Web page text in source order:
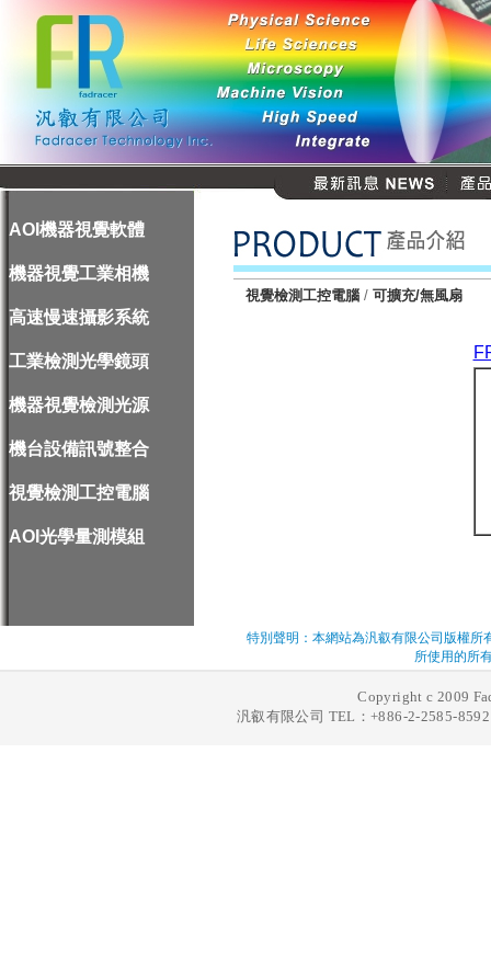
AOI機器視覺軟體
機器視覺工業相機
高速慢速攝影系統
工業檢測光學鏡頭
機器視覺檢測光源
機台設備訊號整合
視覺檢測工控電腦
AOI光學量測模組
視覺檢測工控電腦 /可擴充/無風扇
特別聲明：本網站為汎叡有限公司版權
所使用的所
Copyright c 2009
汎叡有限公司 TEL：+886-2-2585-